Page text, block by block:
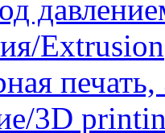
Extrusion
3D